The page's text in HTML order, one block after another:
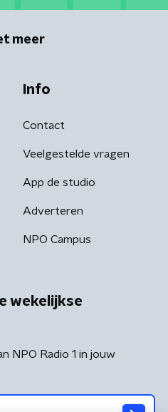
meer
Info
Contact
Veelgestelde vragen
App de studio
Adverteren
NPO Campus
wekelijkse
NPO Radio 1 in jouw